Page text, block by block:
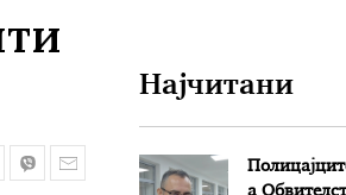
Најчитани
а